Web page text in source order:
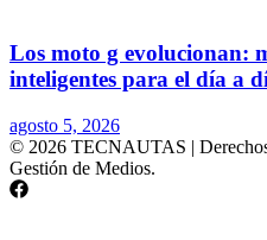
Los moto g evolucionan:
inteligentes para el día a
agosto 5, 2026
© 2026 TECNAUTAS |
Gestión de Medios.